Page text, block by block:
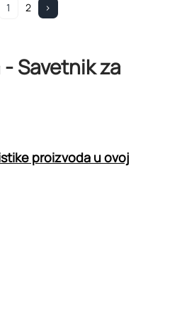
1 2 >
Savetnik za
proizvoda u ovoj